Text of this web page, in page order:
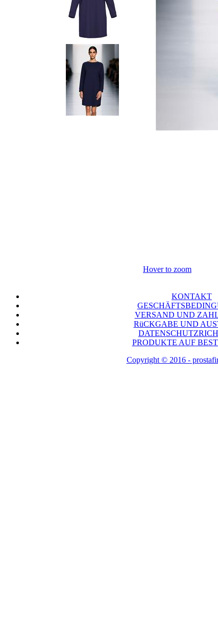
Hover to zoom
KONTAKT
VERSAND UND
RüCKGABE UND
PRODUKTE AUF
Copyright © 2016 -